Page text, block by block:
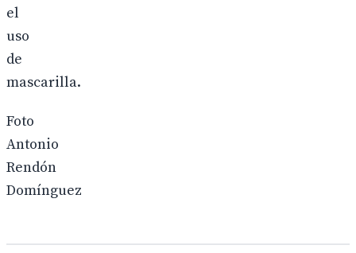
el
uso
de
mascarilla.
Foto
Antonio
Rendón
Domínguez